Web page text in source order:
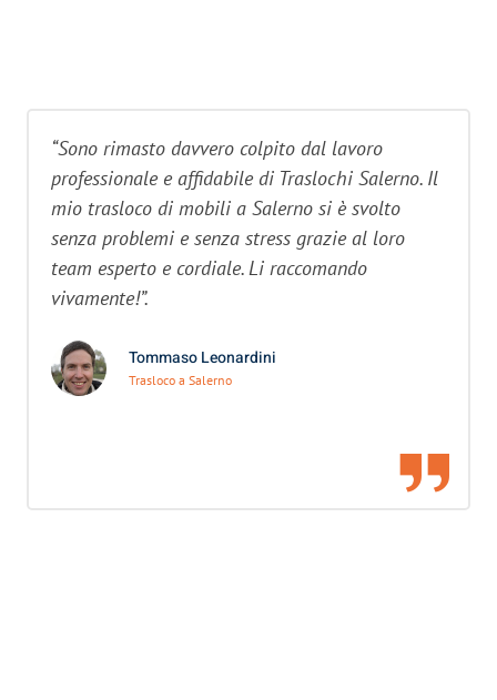
“Sono rimasto davvero colpito dal lavoro
professionale e affidabile di Traslochi Salerno. Il
mio trasloco di mobili a Salerno si è svolto
senza problemi e senza stress grazie al loro
team esperto e cordiale. Li raccomando
vivamente!”.
Tommaso Leonardini
Trasloco a Salerno